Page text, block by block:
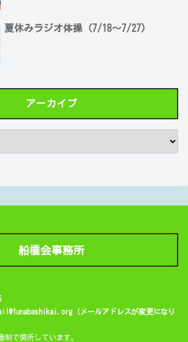
夏休みラジオ体操（7/18～7/27)
アーカイブ
船橋会事務所
（メールアドレスが変更になり
制で開所しています。